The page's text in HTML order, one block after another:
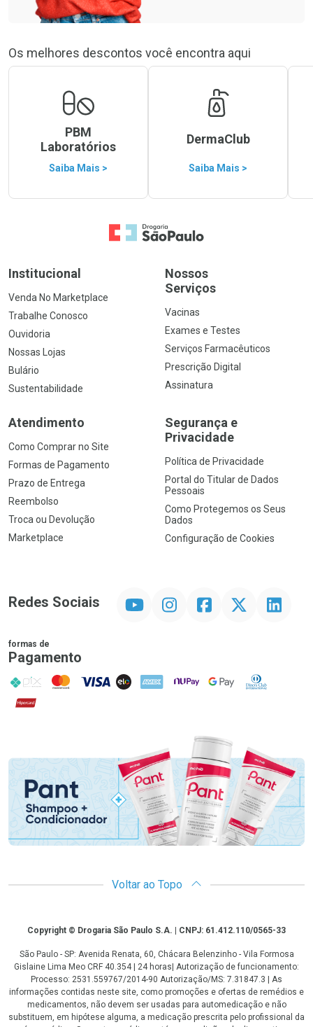
Os melhores descontos você encontra aqui
PBM
Laboratórios
Saiba Mais >
DermaClub
Saiba Mais >
Ir para a Home
Institucional
Venda No Marketplace
Trabalhe Conosco
Ouvidoria
Nossas Lojas
Bulário
Sustentabilidade
Nossos
Serviços
Vacinas
Exames e Testes
Serviços Farmacêuticos
Prescrição Digital
Assinatura
Atendimento
Como Comprar no Site
Formas de Pagamento
Prazo de Entrega
Reembolso
Troca ou Devolução
Marketplace
Segurança e
Privacidade
Política de Privacidade
Portal do Titular de Dados
Pessoais
Como Protegemos os Seus
Dados
Configuração de Cookies
Redes Sociais InstagramFacebookTwitter Linkedin
formas de
Pagamento
PIX MasterCard
VISA ELO AMEX NuPay Google PayDiners Club
Hipercard
Promoção em Destaque
Voltar ao Topo
CopyrightCopyright © Drogaria São Paulo S.A. | CNPJ: 61.412.110/0565-33
São Paulo - SP: Avenida Renata, 60, Chácara Belenzinho - Vila Formosa
Gislaine Lima Meo CRF 40.354 | 24 horas| Autorização de funcionamento:
Processo: 2531.559767/2014-90 Autorização/MS: 7.31847.3 | As
informações contidas neste site, como promoções e ofertas de remédios e
medicamentos, não devem ser usadas para automedicação e não
substituem, em hipótese alguma, a medicação prescrita pelo profissional da